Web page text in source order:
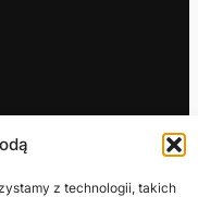
z technologii, takich